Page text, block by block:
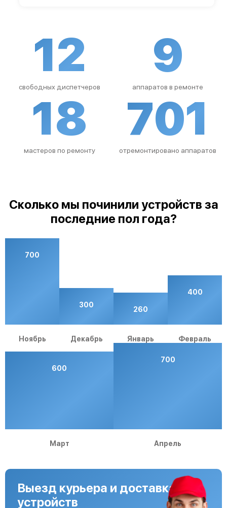
12
свободных диспетчеров
9
аппаратов в ремонте
18
мастеров по ремонту
701
отремонтировано аппаратов
Сколько мы починили устройств за
последние пол года?
700
Ноябрь
300
Декабрь
260
Январь
400
Февраль
600
Март
700
Апрель
Выезд курьера и доставка
устройств